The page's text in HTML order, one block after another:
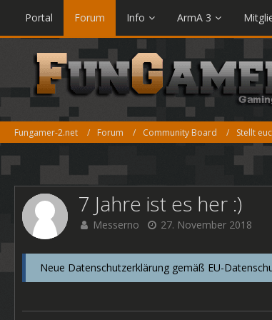
Portal Forum Info ArmA 3
Fungamer-2.net Forum Community Board Stellt
7 Jahre ist es her :)
Messerno 27. November 2018
Neue Datenschutzerklärung gemäß EU-